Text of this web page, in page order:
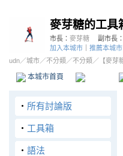
麥芽糖的工具
市長： 麥芽糖
副市長：
加入本城市
推薦本城市
udn／城市／不分類 ／不分類 ／ 【麥芽
本城市首頁
‧ 所有討論版
‧ 工具箱
‧ 語法